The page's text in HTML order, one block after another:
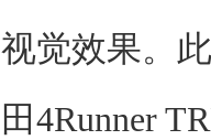
视觉效果。
田4Runner